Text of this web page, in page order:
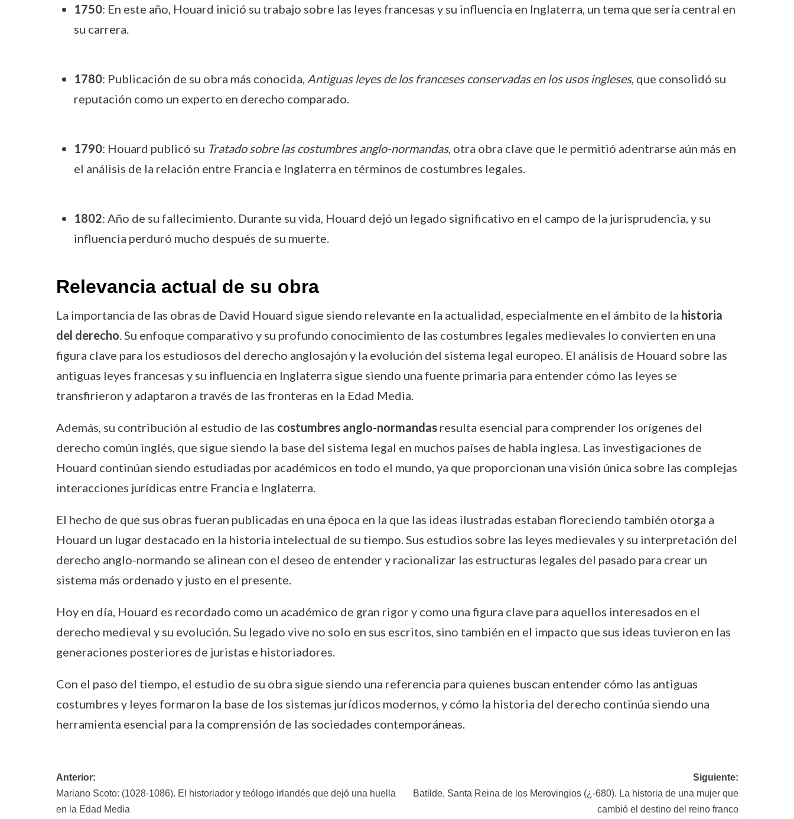
1750: En este año, Houard inició su trabajo sobre las leyes francesas y su influencia en Inglaterra, un tema que sería central en
su carrera.
1780: Publicación de su obra más conocida, Antiguas leyes de los franceses conservadas en los usos ingleses, que consolidó su
reputación como un experto en derecho comparado.
1790: Houard publicó su Tratado sobre las costumbres anglo-normandas, otra obra clave que le permitió adentrarse aún más en
el análisis de la relación entre Francia e Inglaterra en términos de costumbres legales.
1802: Año de su fallecimiento. Durante su vida, Houard dejó un legado significativo en el campo de la jurisprudencia, y su
influencia perduró mucho después de su muerte.
Relevancia actual de su obra
La importancia de las obras de David Houard sigue siendo relevante en la actualidad, especialmente en el ámbito de la historia
del derecho. Su enfoque comparativo y su profundo conocimiento de las costumbres legales medievales lo convierten en una
figura clave para los estudiosos del derecho anglosajón y la evolución del sistema legal europeo. El análisis de Houard sobre las
antiguas leyes francesas y su influencia en Inglaterra sigue siendo una fuente primaria para entender cómo las leyes se
transfirieron y adaptaron a través de las fronteras en la Edad Media.
Además, su contribución al estudio de las costumbres anglo-normandasresulta esencial para comprender los orígenes del
derecho común inglés, que sigue siendo la base del sistema legal en muchos países de habla inglesa. Las investigaciones de
Houard continúan siendo estudiadas por académicos en todo el mundo, ya que proporcionan una visión única sobre las complejas
interacciones jurídicas entre Francia e Inglaterra.
El hecho de que sus obras fueran publicadas en una época en la que las ideas ilustradas estaban floreciendo también otorga a
Houard un lugar destacado en la historia intelectual de su tiempo. Sus estudios sobre las leyes medievales y su interpretación del
derecho anglo-normando se alinean con el deseo de entender y racionalizar las estructuras legales del pasado para crear un
sistema más ordenado y justo en el presente.
Hoy en día, Houard es recordado como un académico de gran rigor y como una figura clave para aquellos interesados en el
derecho medieval y su evolución. Su legado vive no solo en sus escritos, sino también en el impacto que sus ideas tuvieron en las
generaciones posteriores de juristas e historiadores.
Con el paso del tiempo, el estudio de su obra sigue siendo una referencia para quienes buscan entender cómo las antiguas
costumbres y leyes formaron la base de los sistemas jurídicos modernos, y cómo la historia del derecho continúa siendo una
herramienta esencial para la comprensión de las sociedades contemporáneas.
Navegación
de
Anterior:
Mariano Scoto: (1028-1086). El historiador y teólogo irlandés que dejó una huella
en la Edad Media
Siguiente:
Batilde, Santa Reina de los Merovingios (¿-680). La historia de una mujer que
cambió el destino del reino franco